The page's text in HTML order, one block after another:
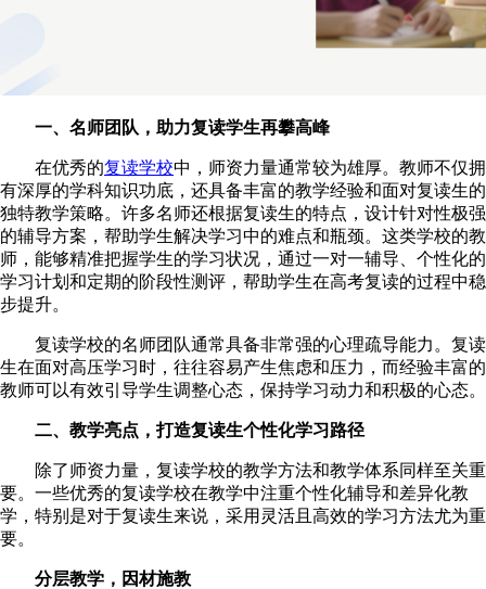
一、名师团队，助力复读学生再攀高峰
在优秀的复读学校中，师资力量通常较为雄厚。教师不仅拥
有深厚的学科知识功底，还具备丰富的教学经验和面对复读生的
独特教学策略。许多名师还根据复读生的特点，设计针对性极强
的辅导方案，帮助学生解决学习中的难点和瓶颈。这类学校的教
师，能够精准把握学生的学习状况，通过一对一辅导、个性化的
学习计划和定期的阶段性测评，帮助学生在高考复读的过程中稳
步提升。
复读学校的名师团队通常具备非常强的心理疏导能力。复读
生在面对高压学习时，往往容易产生焦虑和压力，而经验丰富的
教师可以有效引导学生调整心态，保持学习动力和积极的心态。
二、教学亮点，打造复读生个性化学习路径
除了师资力量，复读学校的教学方法和教学体系同样至关重
要。一些优秀的复读学校在教学中注重个性化辅导和差异化教
学，特别是对于复读生来说，采用灵活且高效的学习方法尤为重
要。
分层教学，因材施教